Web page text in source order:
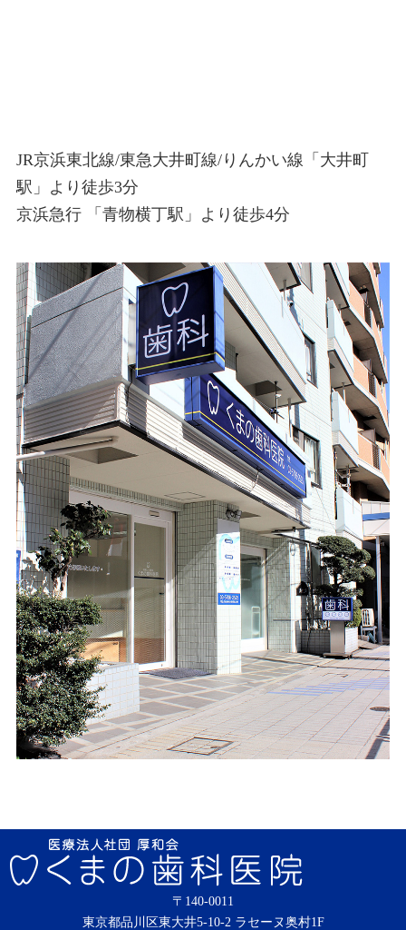
JR京浜東北線/東急大井町線/りんかい線「大井町
駅」より徒歩3分
京浜急行 「青物横丁駅」より徒歩4分
〒140-0011
東京都品川区東大井5-10-2 ラセーヌ奥村1F